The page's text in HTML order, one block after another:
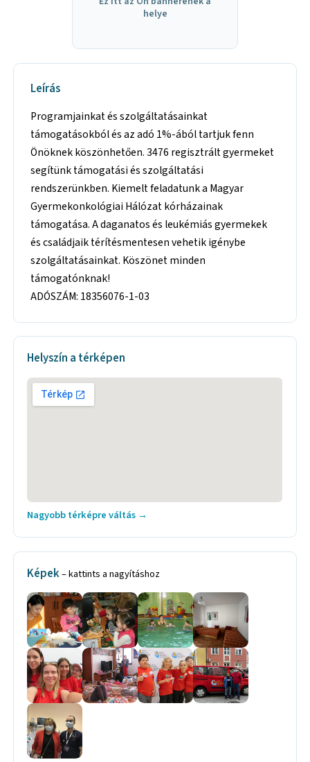
helye
Leírás
Programjainkat és szolgáltatásainkat
támogatásokból és az adó 1%-ából tartjuk fenn
Önöknek köszönhetően. 3476 regisztrált gyermeket
segítünk támogatási és szolgáltatási
rendszerünkben. Kiemelt feladatunk a Magyar
Gyermekonkológiai Hálózat kórházainak
támogatása. A daganatos és leukémiás gyermekek
és családjaik térítésmentesen vehetik igénybe
szolgáltatásainkat. Köszönet minden
támogatónknak!
ADÓSZÁM: 18356076-1-03
Helyszín a térképen
Nagyobb térképre váltás →
Képek– kattints a nagyításhoz